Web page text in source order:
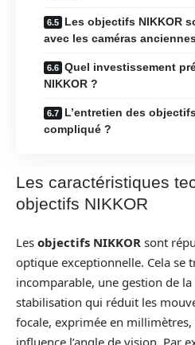
Les objectifs NIKKOR
avec les caméras
Quel investissement
NIKKOR ?
L’entretien des
compliqué ?
Les caractéristiques
objectifs NIKKOR
Les objectifs NIKKOR sont
optique exceptionnelle. Cela se
incomparable, une gestion de
stabilisation qui réduit les
focale, exprimée en
influence l’angle de vision. Par